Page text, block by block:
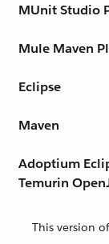
MUnit Studio
Mule Maven
Eclipse
Maven
Adoptium
Temurin
This version